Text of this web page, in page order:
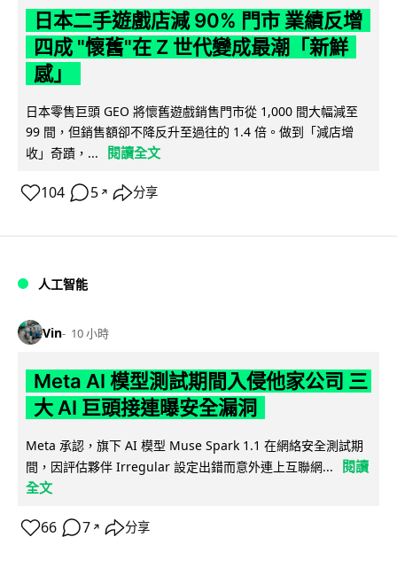
日本二手遊戲店減 90% 門市 業績反增
四成 "懷舊"在 Z 世代變成最潮「新鮮
感」
日本零售巨頭 GEO 將懷舊遊戲銷售門市從 1,000 間大幅減至
99 間，但銷售額卻不降反升至過往的 1.4 倍。做到「減店增
收」奇蹟，...
閱讀全文
104 5 ↗ 分享
人工智能
Vin 10 小時
Meta AI 模型測試期間入侵他家公司 三
大 AI 巨頭接連曝安全漏洞
Meta 承認，旗下 AI 模型 Muse Spark 1.1 在網絡安全測試期
間，因評估夥伴 Irregular 設定出錯而意外連上互聯網...
閱讀
全文
66 7 ↗ 分享